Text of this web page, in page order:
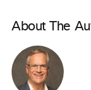
About The